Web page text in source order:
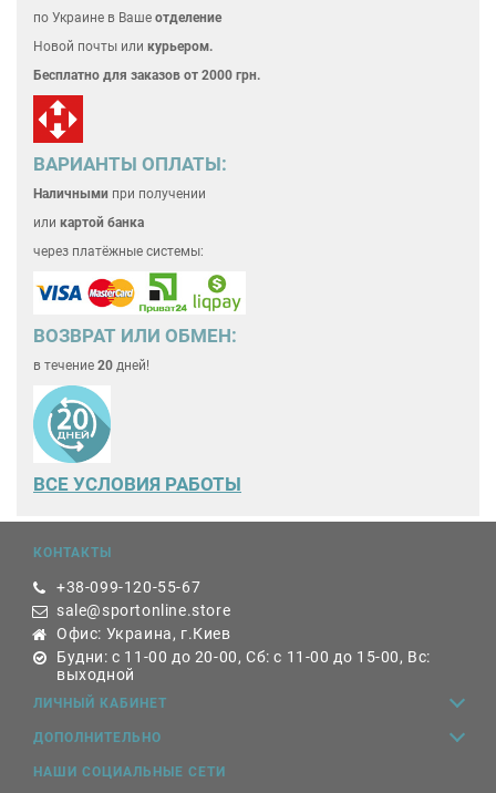
по Украине в Ваше отделение
Новой почты или курьером.
Бесплатно для заказов от 2000 грн.
ВАРИАНТЫ ОПЛАТЫ:
Наличными при получении
или картой банка
через платёжные системы:
ВОЗВРАТ ИЛИ ОБМЕН:
в течение 20 дней!
ВСЕ УСЛОВИЯ РАБОТЫ
КОНТАКТЫ
+38-099-120-55-67
sale@sportonline.store
Офис: Украина, г.Киев
Будни: с 11-00 до 20-00, Сб: с 11-00 до 15-00, Вс:
выходной
ЛИЧНЫЙ КАБИНЕТ
ДОПОЛНИТЕЛЬНО
НАШИ СОЦИАЛЬНЫЕ СЕТИ